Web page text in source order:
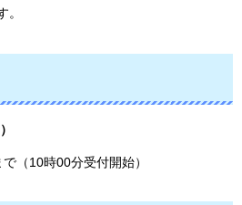
。
（10時00分受付開始）